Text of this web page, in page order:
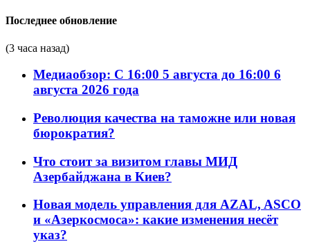
Последнее обновление
(3 часа назад)
Медиаобзор: С 16:00 5 августа до 16:00 6
августа 2026 года
Революция качества на таможне или новая
бюрократия?
Что стоит за визитом главы МИД
Азербайджана в Киев?
Новая модель управления для AZAL, ASCO
и «Азеркосмоса»: какие изменения несёт
указ?